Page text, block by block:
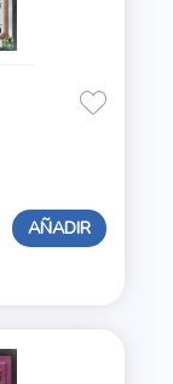
AÑADIR